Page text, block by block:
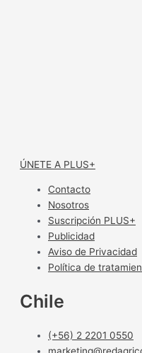
ÚNETE A PLUS+
Contacto
Nosotros
Suscripción PLUS+
Publicidad
Aviso de Privacidad
Política de
Chile
(+56) 2 2201 0550